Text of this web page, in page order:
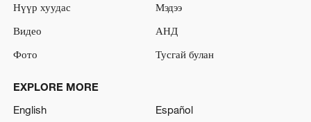
Нүүр хуудас
Мэдээ
Видео
АНД
Фото
Тусгай булан
EXPLORE MORE
English
Español